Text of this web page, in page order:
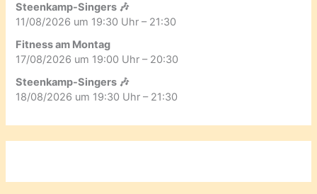
Steenkamp-Singers 🎶
11/08/2026 um 19:30 Uhr – 21:30
Fitness am Montag
17/08/2026 um 19:00 Uhr – 20:30
Steenkamp-Singers 🎶
18/08/2026 um 19:30 Uhr – 21:30